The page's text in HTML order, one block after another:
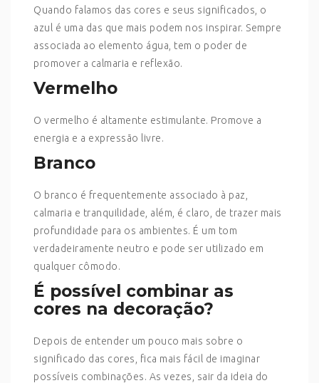
Quando falamos das cores e seus significados, o
azul é uma das que mais podem nos inspirar. Sempre
associada ao elemento água, tem o poder de
promover a calmaria e reflexão.
Vermelho
O vermelho é altamente estimulante. Promove a
energia e a expressão livre.
Branco
O branco é frequentemente associado à paz,
calmaria e tranquilidade, além, é claro, de trazer mais
profundidade para os ambientes. É um tom
verdadeiramente neutro e pode ser utilizado em
qualquer cômodo.
É possível combinar as
cores na decoração?
Depois de entender um pouco mais sobre o
significado das cores, fica mais fácil de imaginar
possíveis combinações. As vezes, sair da ideia do